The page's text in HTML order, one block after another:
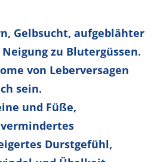
Gelbsucht, aufgeblähter
zu Blutergüssen.
von Leberversagen
sein.
und Füße,
Durstgefühl,